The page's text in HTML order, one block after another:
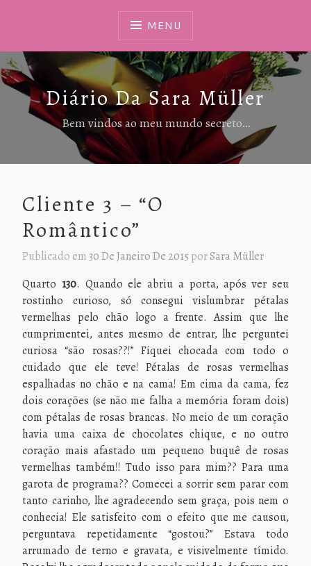
MENU
Diário Da Sara Müller
Bem vindos ao meu mundo secreto…
Cliente 3 – “O
Romântico”
Publicado em30 De Janeiro De 2015 porSara Müller
Quarto 130. Quando ele abriu a porta, após ver seu
rostinho curioso, só consegui vislumbrar pétalas
vermelhas pelo chão logo a frente. Assim que lhe
cumprimentei, antes mesmo de entrar, lhe perguntei
curiosa “são rosas??!” Fiquei chocada com todo o
cuidado que ele teve! Pétalas de rosas vermelhas
espalhadas no chão e na cama! Em cima da cama, fez
dois corações (se não me falha a memória foram dois)
com pétalas de rosas brancas. No meio de um coração
havia uma caixa de chocolates chique, e no outro
coração mais afastado um pequeno buquê de rosas
vermelhas também!! Tudo isso para mim?? Para uma
garota de programa?? Comecei a sorrir sem parar com
tanto carinho, lhe agradecendo sem graça, pois nem o
conhecia! Ele satisfeito com o efeito que me causou,
perguntava repetidamente “gostou?” Estava todo
arrumado de terno e gravata, e visivelmente tímido.